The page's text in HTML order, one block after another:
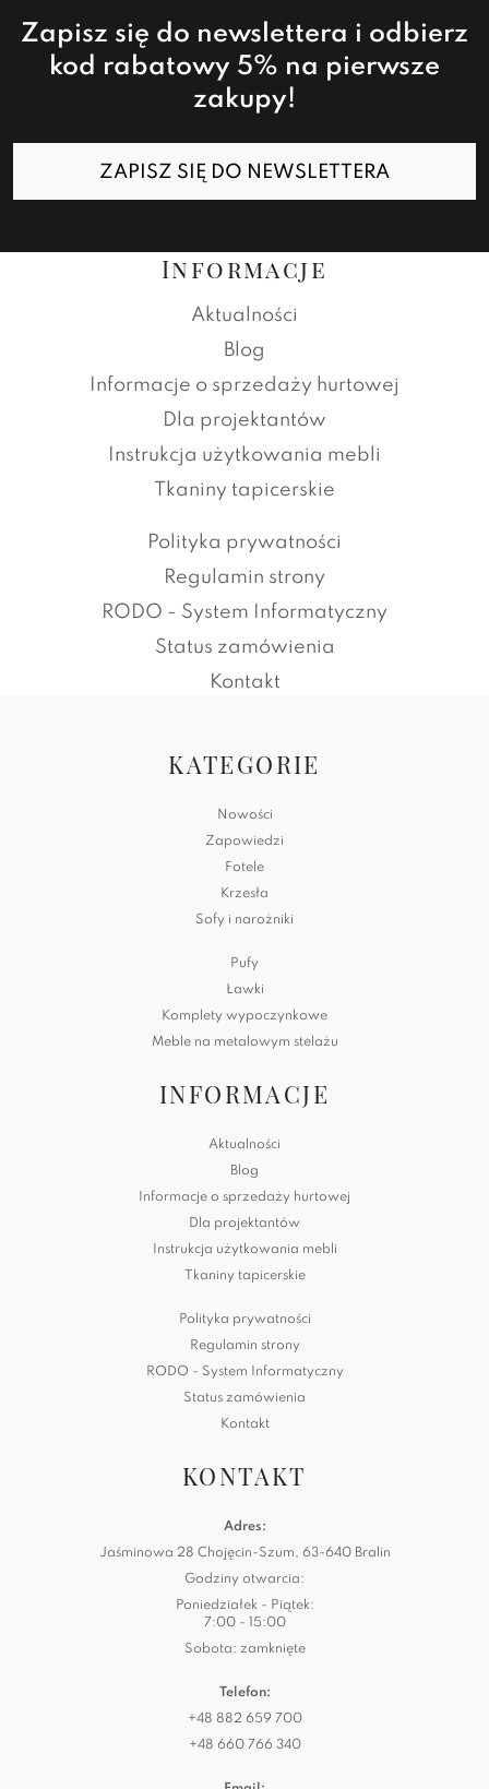
Zapisz się do newslettera i odbierz
kod rabatowy 5% na pierwsze
zakupy!
ZAPISZ SIĘ DO NEWSLETTERA
Informacje
Aktualności
Blog
Informacje o sprzedaży hurtowej
Dla projektantów
Instrukcja użytkowania mebli
Tkaniny tapicerskie
Polityka prywatności
Regulamin strony
RODO - System Informatyczny
Status zamówienia
Kontakt
KATEGORIE
Nowości
Zapowiedzi
Fotele
Krzesła
Sofy i narożniki
Pufy
Ławki
Komplety wypoczynkowe
Meble na metalowym stelażu
INFORMACJE
Aktualności
Blog
Informacje o sprzedaży hurtowej
Dla projektantów
Instrukcja użytkowania mebli
Tkaniny tapicerskie
Polityka prywatności
Regulamin strony
RODO - System Informatyczny
Status zamówienia
Kontakt
KONTAKT
Adres:
Jaśminowa 28 Chojęcin-Szum, 63-640 Bralin
Godziny otwarcia:
Poniedziałek - Piątek:
7:00 - 15:00
Sobota: zamknięte
Telefon:
+48 882 659 700
+48 660 766 340